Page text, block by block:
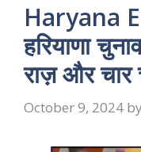
Haryana
हरियाणा
राज़ और चार
October 9, 2024 by